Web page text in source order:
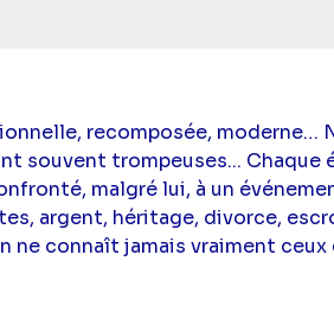
recomposée, moderne…
souvent trompeuses... Chaque
malgré lui, à un
argent, héritage, divorce,
ne connaît jamais vraiment